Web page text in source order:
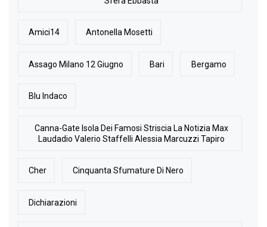
Amici14 Antonella Mosetti
Assago Milano 12 Giugno Bari Bergamo
Blu Indaco
Canna-Gate Isola Dei Famosi Striscia La Notizia Max
Laudadio Valerio Staffelli Alessia Marcuzzi Tapiro
Cher Cinquanta Sfumature Di Nero
Dichiarazioni